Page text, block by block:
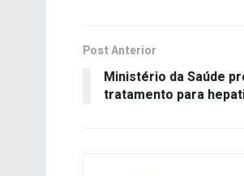
Post Anterior
Ministério da Saúde
tratamento para